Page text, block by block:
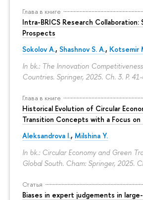
Глава в книге
Intra-BRICS Research Collaboration:
Prospects
Sokolov A., Shashnov S. A., Kotsemir
In bk.: The Innovation
Countries. Springer, 2025. Ch. 3. P.
Глава в книге
Historical Evolution of Circular
Transition Concepts with a Focus
Aleksandrova I., Milshina Y.
In bk.: Circular Economy and Green
Global South. Cham: Springer, 2025.
Статья
Biases in expert judgements in